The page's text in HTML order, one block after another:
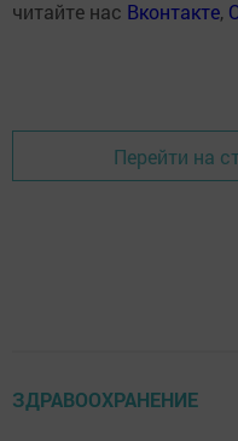
читайте нас Вконтакте,
Перейти на
ЗДРАВООХРАНЕНИЕ